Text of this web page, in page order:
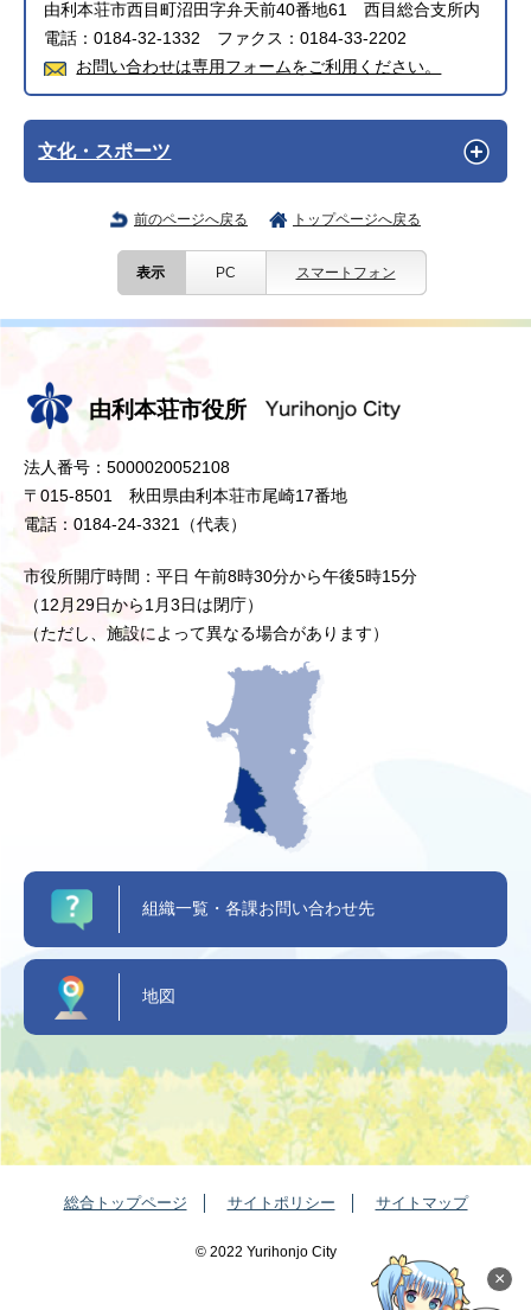
由利本荘市西目町沼田字弁天前40番地61 西目総合支所内
電話：0184-32-1332 ファクス：0184-33-2202
お問い合わせは専用フォームをご利用ください。
文化・スポーツ
前のページへ戻る トップページへ戻る
表示 PC スマートフォン
×
由利本荘市役所
法人番号：5000020052108
〒015-8501 秋田県由利本荘市尾崎17番地
電話：0184-24-3321（代表）
市役所開庁時間：平日 午前8時30分から午後5時15分
（12月29日から1月3日は閉庁）
（ただし、施設によって異なる場合があります）
組織一覧・各課お問い合わせ先
地図
総合トップページ サイトポリシー サイトマップ
©️ 2022 Yurihonjo City